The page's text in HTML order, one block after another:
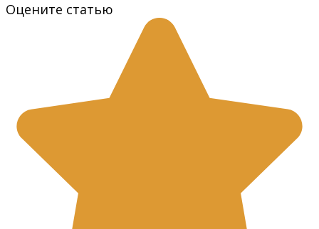
Оцените статью